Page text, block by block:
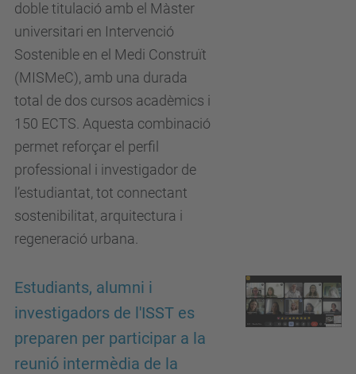
doble titulació amb el Màster
universitari en Intervenció
Sostenible en el Medi Construït
(MISMeC), amb una durada
total de dos cursos acadèmics i
150 ECTS. Aquesta combinació
permet reforçar el perfil
professional i investigador de
l’estudiantat, tot connectant
sostenibilitat, arquitectura i
regeneració urbana.
Estudiants, alumni i
investigadors de l'ISST es
preparen per participar a la
reunió intermèdia de la